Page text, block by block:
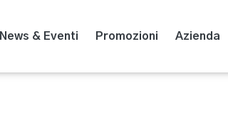
News & Eventi Promozioni Azienda